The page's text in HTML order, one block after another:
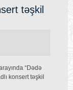
təşkil
“Dədə
konsert təşkil